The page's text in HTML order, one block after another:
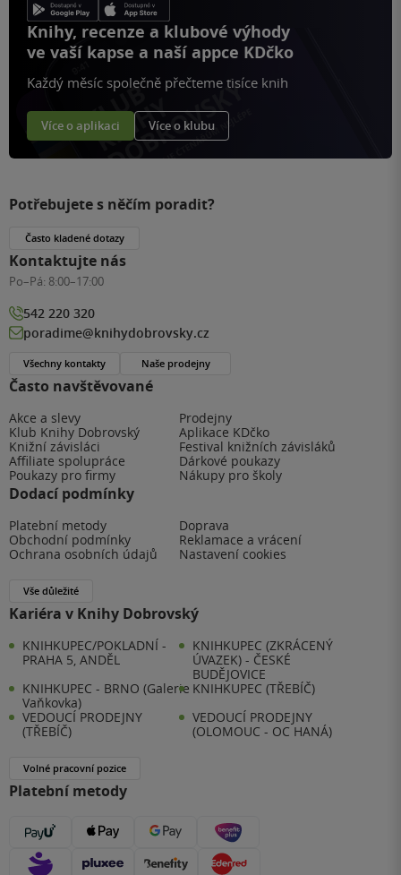
Knihy, recenze a klubové výhody
ve vaší kapse a naší appce KDčko
Každý měsíc společně přečteme tisíce knih
Více o aplikaci Více o klubu
Často navštěvované
Akce a slevy
Prodejny
Klub Knihy Dobrovský
Aplikace KDčko
Knižní závisláci
Festival knižních závisláků
Affiliate spolupráce
Dárkové poukazy
Poukazy pro firmy
Nákupy pro školy
Dodací podmínky
Platební metody
Doprava
Obchodní podmínky
Reklamace a vrácení
Ochrana osobních údajů
Nastavení cookies
Vše důležité
Kariéra v Knihy Dobrovský
KNIHKUPEC/POKLADNÍ -
PRAHA 5, ANDĚL
KNIHKUPEC (ZKRÁCENÝ
ÚVAZEK) - ČESKÉ
BUDĚJOVICE
KNIHKUPEC - BRNO (Galerie
Vaňkovka)
KNIHKUPEC (TŘEBÍČ)
VEDOUCÍ PRODEJNY
(TŘEBÍČ)
VEDOUCÍ PRODEJNY
(OLOMOUC - OC HANÁ)
Volné pracovní pozice
Platební metody
Potřebujete s něčím poradit?
Často kladené dotazy
Kontaktujte nás
Po–Pá: 8:00–17:00
542 220 320
poradime@knihydobrovsky.cz
Všechny kontakty Naše prodejny